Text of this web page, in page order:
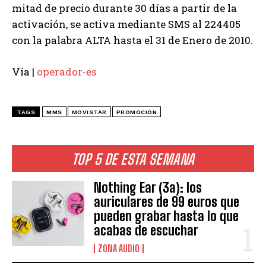
TOP 5 DE ESTA SEMANA
Nothing Ear (3a): los
auriculares de 99 euros que
pueden grabar hasta lo que
acabas de escuchar
ZONA AUDIO
mitad de precio durante 30 días a partir de la
activación, se activa mediante SMS al 224405
con la palabra ALTA hasta el 31 de Enero de 2010.
Vía | operador-es
TAGS MMS MOVISTAR PROMOCIÓN